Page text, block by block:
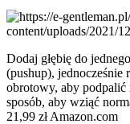
Dodaj głębię do
(pushup), jednocześnie
obrotowy, aby podpalić
sposób, aby wziąć
21,99 zł Amazon.com